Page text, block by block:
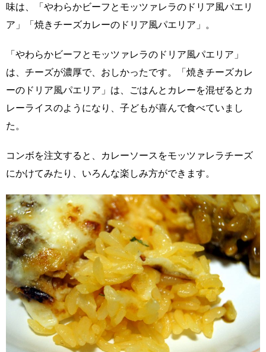
味は、「やわらかビーフとモッツァレラのドリア風パエリ
ア」「焼きチーズカレーのドリア風パエリア」。
「やわらかビーフとモッツァレラのドリア風パエリア」
は、チーズが濃厚で、おしかったです。「焼きチーズカレ
ーのドリア風パエリア」は、ごはんとカレーを混ぜるとカ
レーライスのようになり、子どもが喜んで食べていまし
た。
コンボを注文すると、カレーソースをモッツァレラチーズ
にかけてみたり、いろんな楽しみ方ができます。